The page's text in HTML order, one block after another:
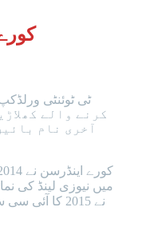
کرنے والے
آخری نام
میں نیوزی لینڈ کی
نے 2015 کا